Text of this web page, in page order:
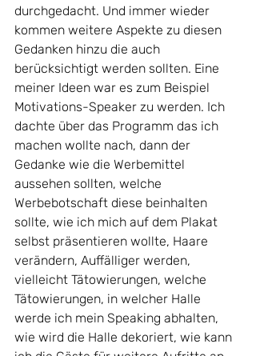
durchgedacht. Und immer wieder
kommen weitere Aspekte zu diesen
Gedanken hinzu die auch
berücksichtigt werden sollten. Eine
meiner Ideen war es zum Beispiel
Motivations-Speaker zu werden. Ich
dachte über das Programm das ich
machen wollte nach, dann der
Gedanke wie die Werbemittel
aussehen sollten, welche
Werbebotschaft diese beinhalten
sollte, wie ich mich auf dem Plakat
selbst präsentieren wollte, Haare
verändern, Auffälliger werden,
vielleicht Tätowierungen, welche
Tätowierungen, in welcher Halle
werde ich mein Speaking abhalten,
wie wird die Halle dekoriert, wie kann